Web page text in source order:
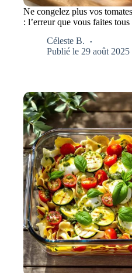
Ne congelez plus vos
: l’erreur que vous faites tous
Céleste B.
Publié le 29 août 2025